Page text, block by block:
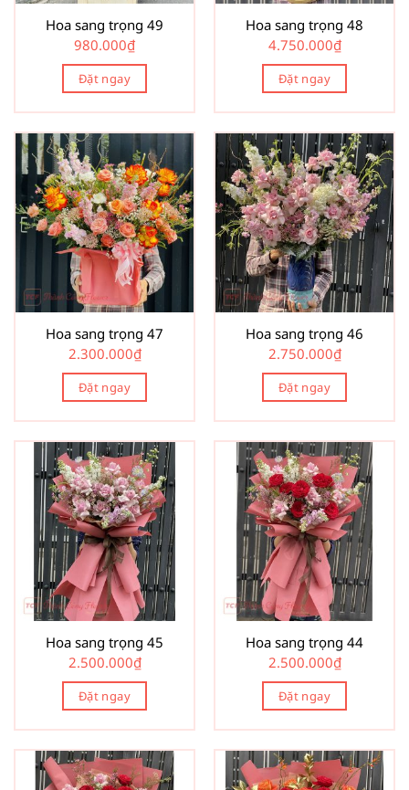
Hoa sang trọng 49
980.000₫
Đặt ngay
Hoa sang trọng 48
4.750.000₫
Đặt ngay
Hoa sang trọng 47
2.300.000₫
Đặt ngay
Hoa sang trọng 46
2.750.000₫
Đặt ngay
Hoa sang trọng 45
2.500.000₫
Đặt ngay
Hoa sang trọng 44
2.500.000₫
Đặt ngay